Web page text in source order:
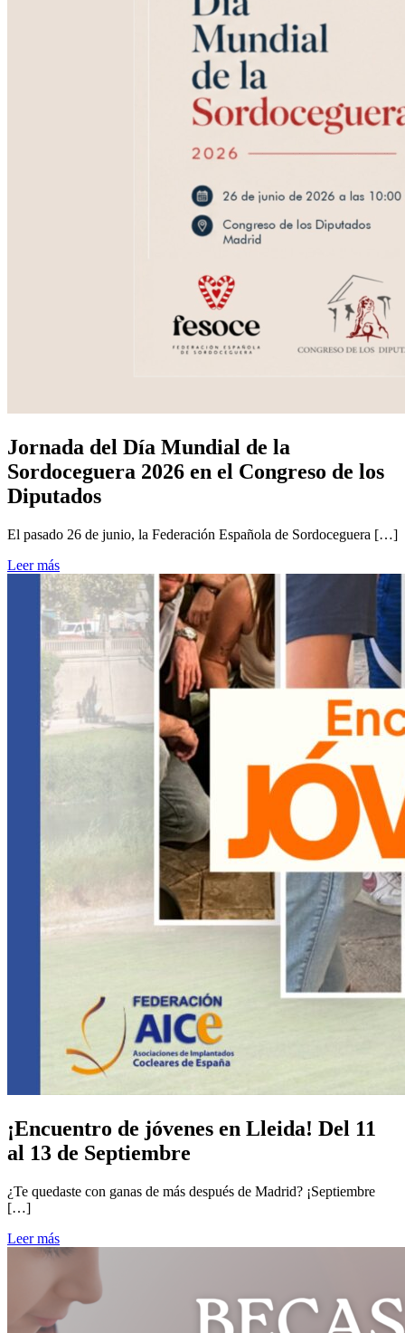
Jornada del Día Mundial de la
Sordoceguera 2026 en el Congreso de los
Diputados
El pasado 26 de junio, la Federación Española de Sordoceguera […]
Leer más
¡Encuentro de jóvenes en Lleida! Del 11
al 13 de Septiembre
¿Te quedaste con ganas de más después de Madrid? ¡Septiembre
[…]
Leer más